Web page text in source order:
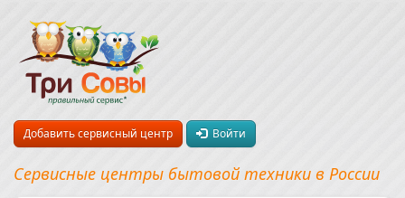
Добавить сервисный центр Войти
Сервисные центры бытовой техники в России